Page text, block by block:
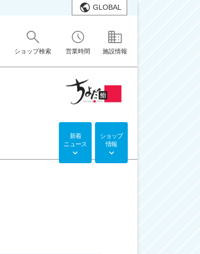
GLOBAL
ショップ検索 営業時間 施設情報
新着
ニュース
ショップ
情報